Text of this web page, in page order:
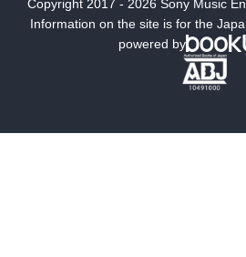
ミステリー SF
文学
Copyright 2017 - 2026 Sony Music
Information on the site is for the
powered by